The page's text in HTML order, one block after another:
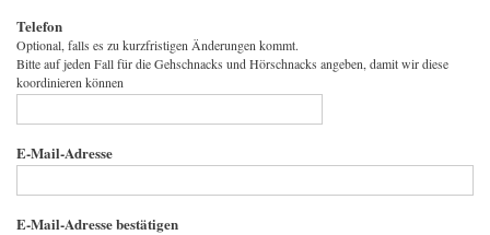
Telefon
Optional, falls es zu kurzfristigen Änderungen kommt.
Bitte auf jeden Fall für die Gehschnacks und Hörschnacks angeben, damit wir diese
koordinieren können
E-
Adresse
E-Mail-Adresse
E-Mail-Adresse bestätigen